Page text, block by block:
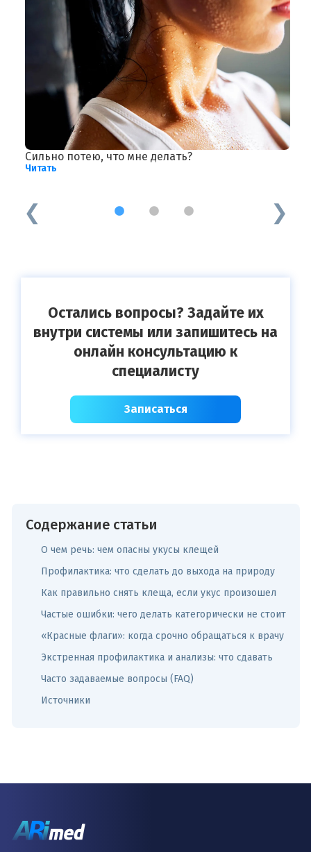
Сильно потею, что мне делать?
Читать
1 2 3
Остались вопросы? Задайте их
внутри системы или запишитесь на
онлайн консультацию к
специалисту
Записаться
Содержание статьи
О чем речь: чем опасны укусы клещей
Профилактика: что сделать до выхода на природу
Как правильно снять клеща, если укус произошел
Частые ошибки: чего делать категорически не стоит
«Красные флаги»: когда срочно обращаться к врачу
Экстренная профилактика и анализы: что сдавать
Часто задаваемые вопросы (FAQ)
Источники